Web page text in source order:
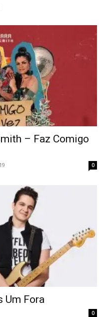
– Faz Comigo
0
Um Fora
0